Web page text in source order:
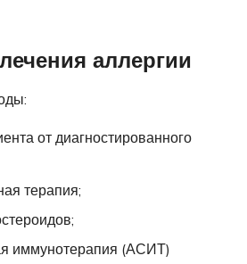
аллергии
от диагностированного
терапия;
иммунотерапия (АСИТ)